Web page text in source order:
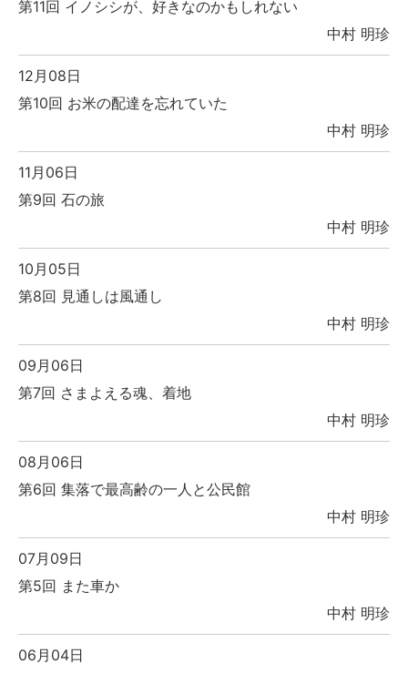
第11回 イノシシが、好きなのかもしれない
中村 明珍
12月08日
第10回 お米の配達を忘れていた
中村 明珍
11月06日
第9回 石の旅
中村 明珍
10月05日
第8回 見通しは風通し
中村 明珍
09月06日
第7回 さまよえる魂、着地
中村 明珍
08月06日
第6回 集落で最高齢の一人と公民館
中村 明珍
07月09日
第5回 また車か
中村 明珍
06月04日